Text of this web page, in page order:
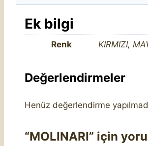
Ek bilgi
Renk KIRMIZI,
Değerlendirmeler
Henüz değerlendirme
“MOLINARI” için